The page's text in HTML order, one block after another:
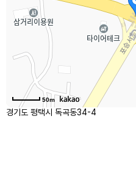
50m
경기도 평택시 독곡동34-4